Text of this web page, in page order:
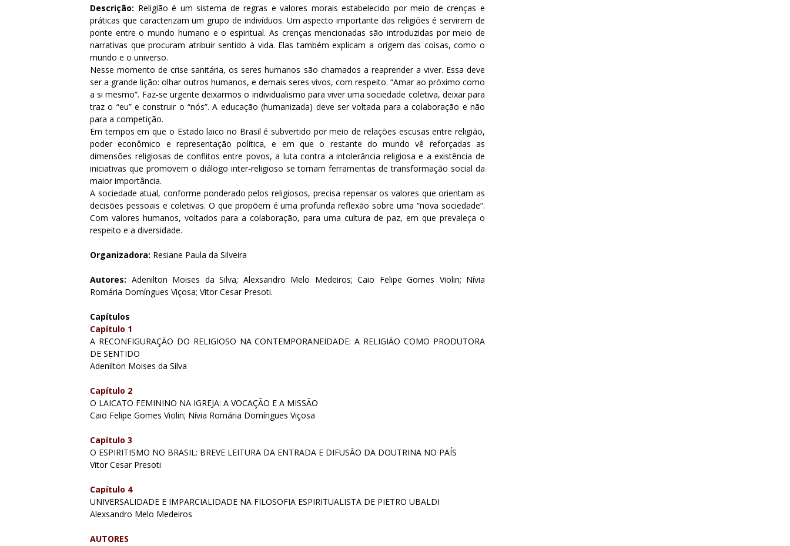
Descrição: Religião é um sistema de regras e valores morais estabelecido por meio de crenças e
práticas que caracterizam um grupo de indivíduos. Um aspecto importante das religiões é servirem de
ponte entre o mundo humano e o espiritual. As crenças mencionadas são introduzidas por meio de
narrativas que procuram atribuir sentido à vida. Elas também explicam a origem das coisas, como o
mundo e o universo.
Nesse momento de crise sanitária, os seres humanos são chamados a reaprender a viver. Essa deve
ser a grande lição: olhar outros humanos, e demais seres vivos, com respeito. “Amar ao próximo como
a si mesmo”. Faz-se urgente deixarmos o individualismo para viver uma sociedade coletiva, deixar para
traz o “eu” e construir o “nós”. A educação (humanizada) deve ser voltada para a colaboração e não
para a competição.
Em tempos em que o Estado laico no Brasil é subvertido por meio de relações escusas entre religião,
poder econômico e representação política, e em que o restante do mundo vê reforçadas as
dimensões religiosas de conflitos entre povos, a luta contra a intolerância religiosa e a existência de
iniciativas que promovem o diálogo inter-religioso se tornam ferramentas de transformação social da
maior importância.
A sociedade atual, conforme ponderado pelos religiosos, precisa repensar os valores que orientam as
decisões pessoais e coletivas. O que propõem é uma profunda reflexão sobre uma “nova sociedade”.
Com valores humanos, voltados para a colaboração, para uma cultura de paz, em que prevaleça o
respeito e a diversidade.
Organizadora: Resiane Paula da Silveira
Autores: Adenilton Moises da Silva; Alexsandro Melo Medeiros; Caio Felipe Gomes Violin; Nívia
Romária Domíngues Viçosa; Vitor Cesar Presoti.
Capítulos
Capítulo 1
A RECONFIGURAÇÃO DO RELIGIOSO NA CONTEMPORANEIDADE: A RELIGIÃO COMO PRODUTORA
DE SENTIDO
Adenilton Moises da Silva
Capítulo 2
O LAICATO FEMININO NA IGREJA: A VOCAÇÃO E A MISSÃO
Caio Felipe Gomes Violin; Nívia Romária Domíngues Viçosa
Capítulo 3
O ESPIRITISMO NO BRASIL: BREVE LEITURA DA ENTRADA E DIFUSÃO DA DOUTRINA NO PAÍS
Vitor Cesar Presoti
Capítulo 4
UNIVERSALIDADE E IMPARCIALIDADE NA FILOSOFIA ESPIRITUALISTA DE PIETRO UBALDI
Alexsandro Melo Medeiros
AUTORES